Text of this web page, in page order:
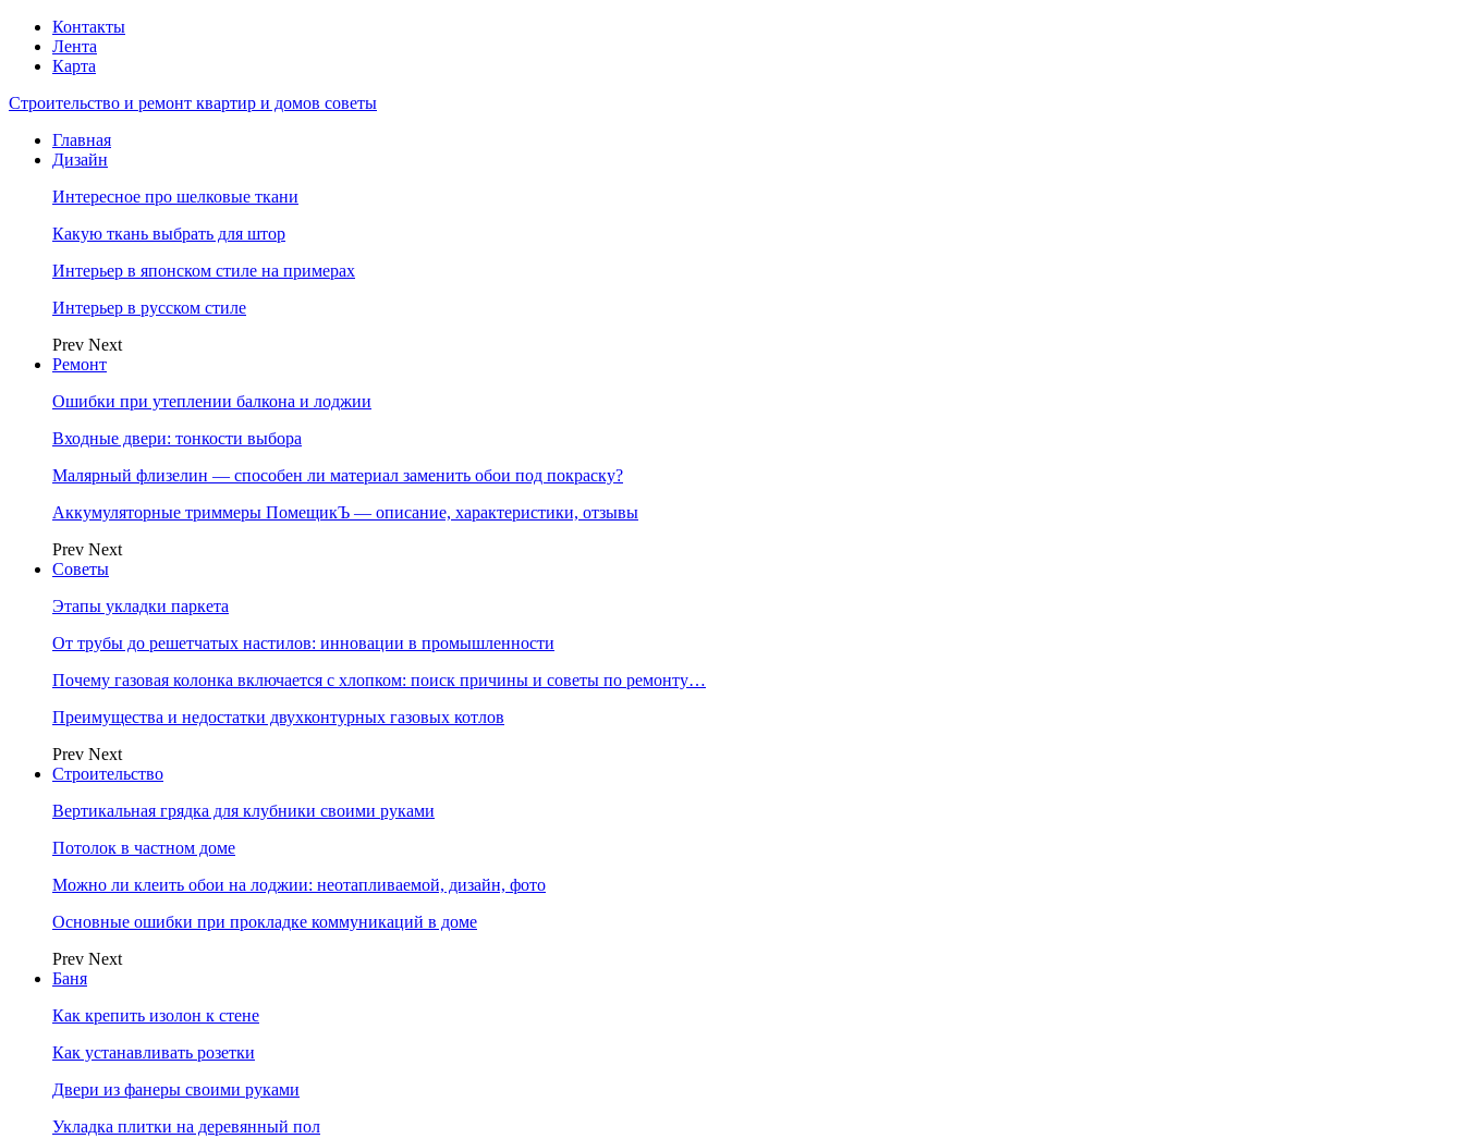
Контакты
Лента
Карта
Строительство и ремонт квартир и домов советы
Главная
Дизайн
Интересное про шелковые ткани
Какую ткань выбрать для штор
Интерьер в японском стиле на примерах
Интерьер в русском стиле
Prev Next
Ремонт
Ошибки при утеплении балкона и лоджии
Входные двери: тонкости выбора
Малярный флизелин — способен ли материал заменить обои под покраску?
Аккумуляторные триммеры ПомещикЪ — описание, характеристики, отзывы
Prev Next
Советы
Этапы укладки паркета
От трубы до решетчатых настилов: инновации в промышленности
Почему газовая колонка включается с хлопком: поиск причины и советы по ремонту…
Преимущества и недостатки двухконтурных газовых котлов
Prev Next
Строительство
Вертикальная грядка для клубники своими руками
Потолок в частном доме
Можно ли клеить обои на лоджии: неотапливаемой, дизайн, фото
Основные ошибки при прокладке коммуникаций в доме
Prev Next
Баня
Как крепить изолон к стене
Как устанавливать розетки
Двери из фанеры своими руками
Укладка плитки на деревянный пол